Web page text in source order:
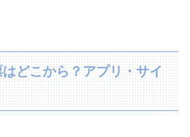
どこから？アプリ・サイ